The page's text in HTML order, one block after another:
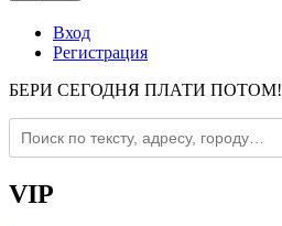
Вход
Регистрация
БЕРИ СЕГОДНЯ ПЛАТИ ПОТОМ!
VIP